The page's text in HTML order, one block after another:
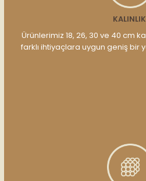
Ürünlerimiz 18, 26, 30 ve 40 cm
farklı ihtiyaçlara uygun geniş bir